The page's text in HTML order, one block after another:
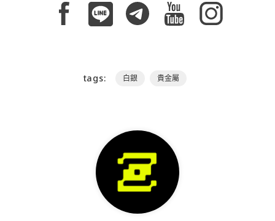
tags: 白銀 貴金屬